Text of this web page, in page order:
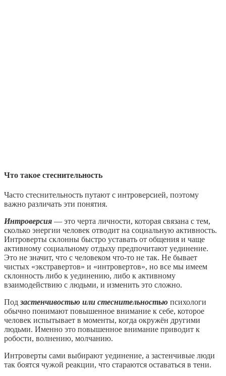
Что такое стеснительность
Часто стеснительность путают с интроверсией, поэтому
важно различать эти понятия.
Интроверсия — это черта личности, которая связана с тем,
сколько энергии человек отводит на социальную активность.
Интроверты склонны быстро уставать от общения и чаще
активному социальному отдыху предпочитают уединение.
Это не значит, что с человеком что-то не так. Не бывает
чистых «экстравертов» и «интровертов», но все мы имеем
склонность либо к уединению, либо к активному
взаимодействию с людьми, и изменить это сложно.
Под застенчивостью или стеснительностью психологи
обычно понимают повышенное внимание к себе, которое
человек испытывает в моменты, когда окружён другими
людьми. Именно это повышенное внимание приводит к
робости, волнению, молчанию.
Интроверты сами выбирают уединение, а застенчивые люди
так боятся чужой реакции, что стараются оставаться в тени.